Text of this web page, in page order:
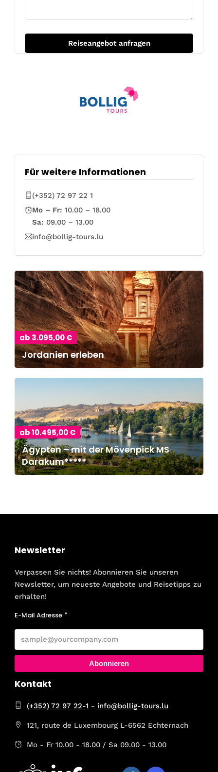
Für weitere Informationen
(+352) 72 97 22 1
Mo – Fr: 10.00 – 18.00
Sa: 09.00 – 13.00
info@bollig-tours.lu
ab 3.095,00 €
Jordanien erleben
ab 10.495,00 €
Ägypten – mit der Mövenpick MS
Darakum*****
Newsletter
Verpassen Sie nichts! Abonnieren Sie unseren
Newsletter, um neueste Angebote und Reisetipps zu
erhalten!
E-Mail Adresse
Abonnieren
Kontakt
(+352) 72 97 22-1 - info@bollig-tours.lu
121, route de Luxembourg L-6562 Echternach
Mo - Fr 10.00 - 18.00 / Sa 09.00 - 13.00